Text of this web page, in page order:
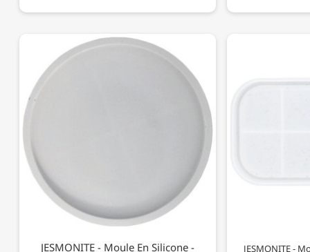
JESMONITE - Moule En Silicone - JESMONITE -